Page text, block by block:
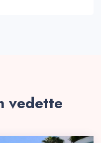
vedette